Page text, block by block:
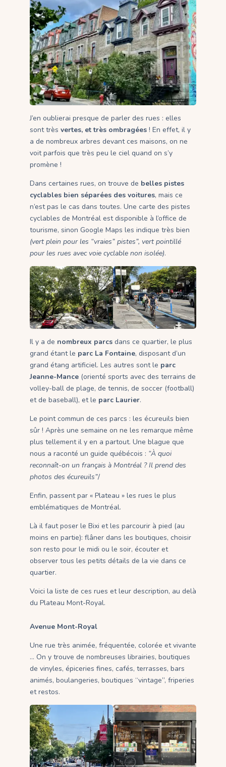
J’en oublierai presque de parler des rues : elles
sont très vertes, et très ombragées ! En effet, il y
a de nombreux arbres devant ces maisons, on ne
voit parfois que très peu le ciel quand on s’y
promène !
Dans certaines rues, on trouve de belles pistes
cyclables bien séparées des voitures, mais ce
n’est pas le cas dans toutes. Une carte des pistes
cyclables de Montréal est disponible à l’office de
tourisme, sinon Google Maps les indique très bien
(vert plein pour les “vraies” pistes”, vert pointillé
pour les rues avec voie cyclable non isolée).
Il y a de nombreux parcs dans ce quartier, le plus
grand étant le parc La Fontaine, disposant d’un
grand étang artificiel. Les autres sont le parc
Jeanne-Mance (orienté sports avec des terrains de
volley-ball de plage, de tennis, de soccer (football)
et de baseball), et le parc Laurier.
Le point commun de ces parcs : les écureuils bien
sûr ! Après une semaine on ne les remarque même
plus tellement il y en a partout. Une blague que
nous a raconté un guide québécois : “À quoi
reconnaît-on un français à Montréal ? Il prend des
photos des écureuils”/
Enfin, passent par « Plateau » les rues le plus
emblématiques de Montréal.
Là il faut poser le Bixi et les parcourir à pied (au
moins en partie): flâner dans les boutiques, choisir
son resto pour le midi ou le soir, écouter et
observer tous les petits détails de la vie dans ce
quartier.
Voici la liste de ces rues et leur description, au delà
du Plateau Mont-Royal.
Avenue Mont-Royal
Une rue très animée, fréquentée, colorée et vivante
… On y trouve de nombreuses librairies, boutiques
de vinyles, épiceries fines, cafés, terrasses, bars
animés, boulangeries, boutiques “vintage”, friperies
et restos.